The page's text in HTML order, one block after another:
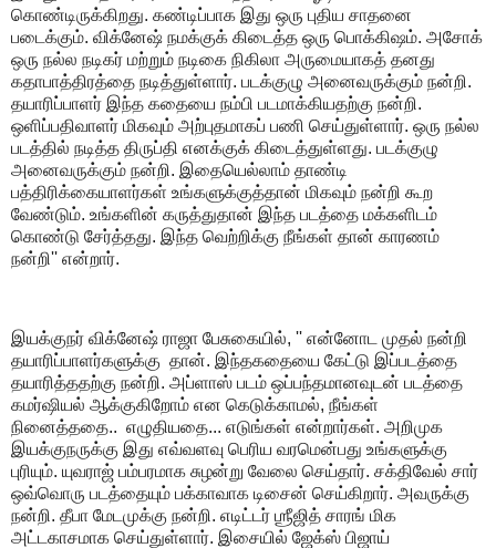
கொண்டிருக்கிறது. கண்டிப்பாக இது ஒரு புதிய சாதனை
படைக்கும். விக்னேஷ் நமக்குக் கிடைத்த ஒரு பொக்கிஷம். அசோக்
ஒரு நல்ல நடிகர் மற்றும் நடிகை நிகிலா அருமையாகத் தனது
கதாபாத்திரத்தை நடித்துள்ளார். படக்குழு அனைவருக்கும் நன்றி.
தயாரிப்பாளர் இந்த கதையை நம்பி படமாக்கியதற்கு நன்றி.
ஒளிப்பதிவாளர் மிகவும் அற்புதமாகப் பணி செய்துள்ளார். ஒரு நல்ல
படத்தில் நடித்த திருப்தி எனக்குக் கிடைத்துள்ளது. படக்குழு
அனைவருக்கும் நன்றி. இதையெல்லாம் தாண்டி
பத்திரிக்கையாளர்கள் உங்களுக்குத்தான் மிகவும் நன்றி கூற
வேண்டும். உங்களின் கருத்துதான் இந்த படத்தை மக்களிடம்
கொண்டு சேர்த்தது. இந்த வெற்றிக்கு நீங்கள் தான் காரணம்
நன்றி'' என்றார்.
இயக்குநர் விக்னேஷ் ராஜா பேசுகையில், '' என்னோட முதல் நன்றி
தயாரிப்பாளர்களுக்கு தான். இந்தகதையை கேட்டு இப்படத்தை
தயாரித்ததற்கு நன்றி. அப்ளாஸ் படம் ஒப்பந்தமானவுடன் படத்தை
கமர்ஷியல் ஆக்குகிறோம் என கெடுக்காமல், நீங்கள்
நினைத்ததை.. எழுதியதை... எடுங்கள் என்றார்கள். அறிமுக
இயக்குநருக்கு இது எவ்வளவு பெரிய வரமென்பது உங்களுக்கு
புரியும். யுவராஜ் பம்பரமாக சுழன்று வேலை செய்தார். சக்திவேல் சார்
ஒவ்வொரு படத்தையும் பக்காவாக டிசைன் செய்கிறார். அவருக்கு
நன்றி. தீபா மேடமுக்கு நன்றி. எடிட்டர் ஶ்ரீஜித் சாரங் மிக
அட்டகாசமாக செய்துள்ளார். இசையில் ஜேக்ஸ் பிஜாய்